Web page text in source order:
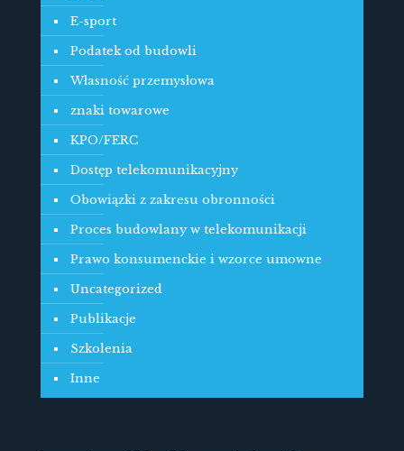
E-sport
Podatek od budowli
Własność przemysłowa
znaki towarowe
KPO/FERC
Dostęp telekomunikacyjny
Obowiązki z zakresu obronności
Proces budowlany w telekomunikacji
Prawo konsumenckie i wzorce umowne
Uncategorized
Publikacje
Szkolenia
Inne